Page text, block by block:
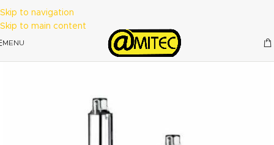
Skip to navigation
Skip to main content
MENU